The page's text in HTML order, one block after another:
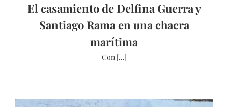
El casamiento de Delfina Guerra y
Santiago Rama en una chacra
marítima
Con [...]